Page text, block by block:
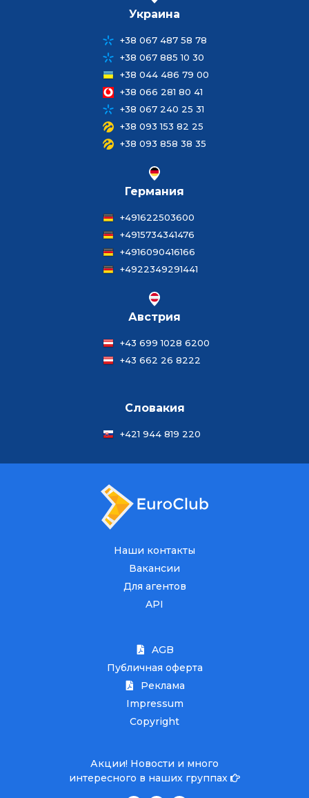
Украина
+38 067 487 58 78
+38 067 885 10 30
+38 044 486 79 00
+38 066 281 80 41
+38 067 240 25 31
+38 093 153 82 25
+38 093 858 38 35
Германия
+491622503600
+4915734341476
+4916090416166
+4922349291441
Австрия
+43 699 1028 6200
+43 662 26 8222
Словакия
+421 944 819 220
Наши контакты
Вакансии
Для агентов
API
AGB
Публичная оферта
Реклама
Impressum
Copyright
Акции! Новости и много
интересного в наших группах